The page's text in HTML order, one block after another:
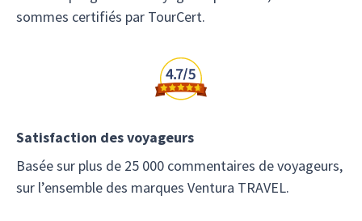
sommes certifiés par TourCert.
Satisfaction des voyageurs
Basée sur plus de 25 000 commentaires de voyageurs,
sur l’ensemble des marques Ventura TRAVEL.